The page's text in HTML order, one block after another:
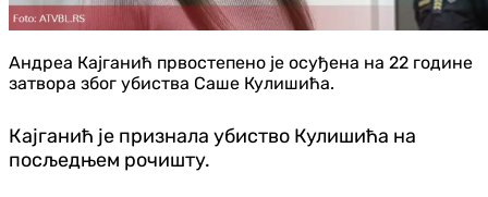
Андреа Кајганић првостепено је осуђена на 22 године
затвора због убиства Саше Кулишића.
Кајганић је признала убиство Кулишића на
посљедњем рочишту.